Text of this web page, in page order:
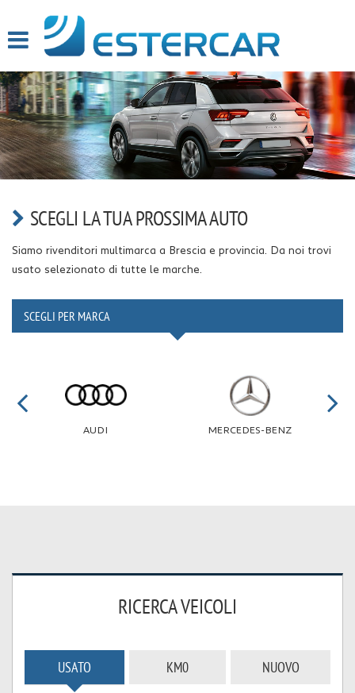
PROFILO
LISTA VEICOLI
SERVIZI
FINANZIAMENTI
RICEVIMENTO CLIENTI
ASSISTENZA
SCEGLI LA TUA PROSSIMA AUTO
Siamo rivenditori multimarca a Brescia e provincia. Da noi trovi
usato selezionato di tutte le marche.
SCEGLI PER MARCA
AUDI MERCEDES-BENZ
RICERCA VEICOLI
USATO KM0 NUOVO